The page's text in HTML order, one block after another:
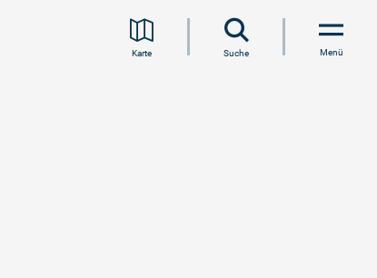
Karte Suche Menü